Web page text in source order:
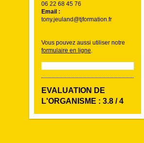
06 22 68 45 76
Email :
tony.jeuland@tjformation.fr
Vous pouvez aussi utiliser notre
formulaire en ligne.
EVALUATION DE
L'ORGANISME : 3.8 / 4